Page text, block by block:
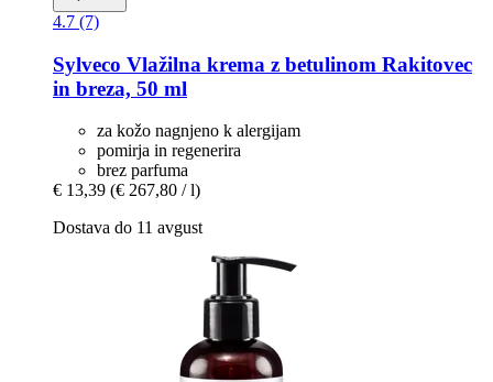
4.7 (7)
Sylveco Vlažilna krema z betulinom Rakitovec
in breza, 50 ml
za kožo nagnjeno k alergijam
pomirja in regenerira
brez parfuma
€ 13,39 (€ 267,80 / l)
Dostava do 11 avgust